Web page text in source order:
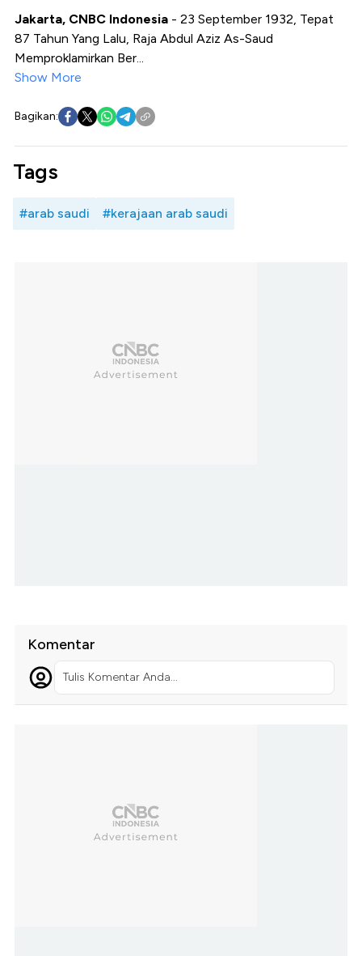
Jakarta, CNBC Indonesia - 23 September 1932, Tepat
87 Tahun Yang Lalu, Raja Abdul Aziz As-Saud
Memproklamirkan Ber...
Show More
Bagikan:
Tags
#arab saudi #kerajaan arab saudi
Komentar
Tulis Komentar Anda...